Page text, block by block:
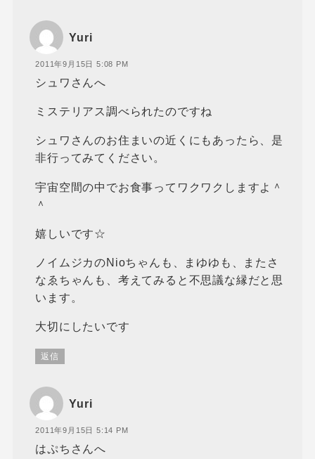
Yuri
2011年9月15日 5:08 PM
シュワさんへ
ミステリアス調べられたのですね
シュワさんのお住まいの近くにもあったら、是
非行ってみてください。
宇宙空間の中でお食事ってワクワクしますよ＾
＾
嬉しいです☆
ノイムジカのNioちゃんも、まゆゆも、またさ
なゑちゃんも、考えてみると不思議な縁だと思
います。
大切にしたいです
返信
Yuri
2011年9月15日 5:14 PM
はぷちさんへ